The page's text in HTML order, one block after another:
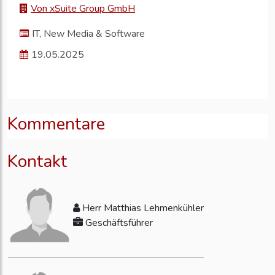
Von xSuite Group GmbH
IT, New Media & Software
19.05.2025
Kommentare
Kontakt
Herr Matthias Lehmenkühler
Geschäftsführer